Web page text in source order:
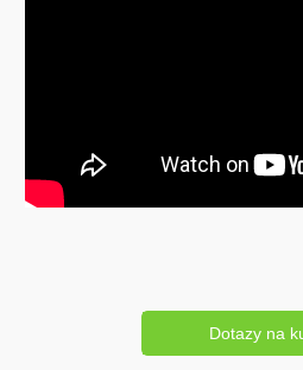
Dotazy na